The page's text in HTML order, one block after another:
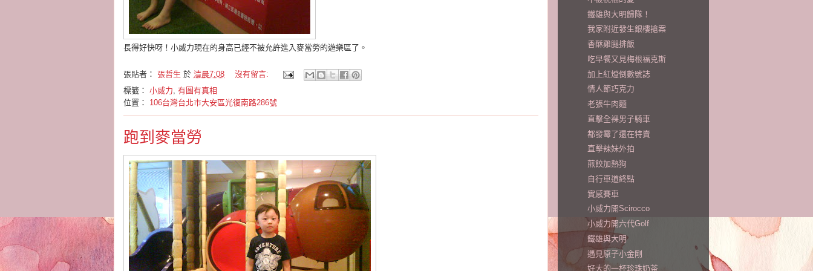
長得好快呀！小威力現在的身高已經不被允許進入麥當勞的遊樂區了。
張貼者： 張哲生 於 清晨7:08
沒有留言:
標籤： 小威力, 有圖有真相
位置： 106台灣台北市大安區光復南路286號
跑到麥當勞
鐵雄與大明歸隊！
我家附近發生銀樓搶案
香酥雞腿排飯
吃早餐又見梅根福克斯
加上紅燈倒數號誌
情人節巧克力
老張牛肉麵
直擊全裸男子騎車
都發霉了還在特賣
直擊辣妹外拍
煎餃加熱狗
自行車道終點
實感賽車
小威力開Scirocco
小威力開六代Golf
鐵雄與大明
遇見原子小金剛
好大的一杯珍珠奶茶